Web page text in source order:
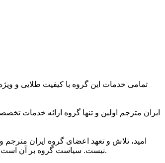
تمامی خدمات این گروه با کیفیت طلایی و
ایران مترجم اولین و تنها گروه ارائه خدمات
امید، تلاش و تعهد اعضای گروه ایران
نیست. سیاست گروه بر آن است که به مشتریان خاصی ارائه خدمات کند که به کیفیت ویژه ترجمه و شیوایی زبانی آن اهمیت می دهند و دریافت خدمات ترجمه برتر را حق مسلم خود می دانند.